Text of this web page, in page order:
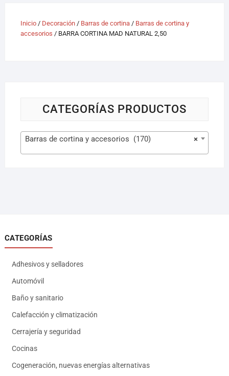
Inicio/ Decoración/ Barras de cortina/ Barras de cortina y
accesorios / BARRA CORTINA MAD NATURAL 2,50
CATEGORÍAS PRODUCTOS
×
Barras de cortina y accesorios (170)
CATEGORÍAS
Adhesivos y selladores
Automóvil
Baño y sanitario
Calefacción y climatización
Cerrajería y seguridad
Cocinas
Cogeneración, nuevas energías alternativas